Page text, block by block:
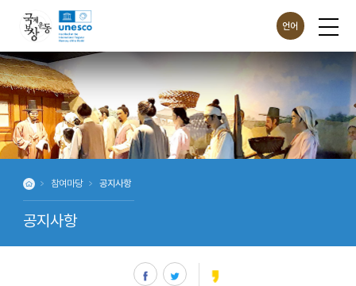
언어
ENG
CHN
JPN
공지사항
참여마당 공지사항